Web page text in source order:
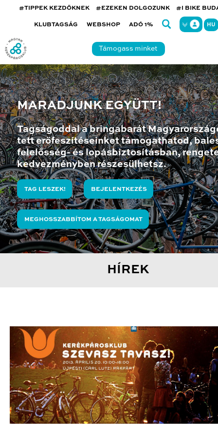
#TIPPEK KEZDŐKNEK #EZEKEN DOLGOZUNK #I BIKE
KLUBTAGSÁG WEBSHOP ADÓ 1% HU
Támogass minket
MARADJUNK EGYÜTT!
Tagságoddal a bringabarát
tett erőfeszítéseinket támogathatod,
felelősség- és lopásbiztosításban,
kedvezményben részesülhetsz.
TAG LESZEK! BEJELENTKEZÉS
MEGHOSSZABBÍTOM A TAGSÁGOMAT
HÍREK